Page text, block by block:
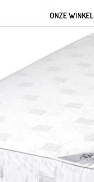
ONZE WINKEL